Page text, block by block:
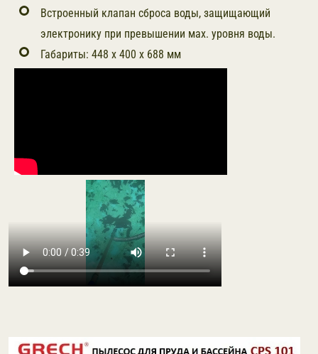
Встроенный клапан сброса воды, защищающий
электронику при превышении мах. уровня воды.
Габариты: 448 х 400 х 688 мм